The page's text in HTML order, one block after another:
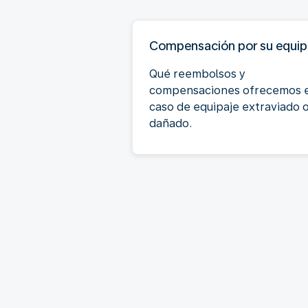
Compensación por su
Qué reembolsos y
compensaciones ofrecemos
caso de equipaje extraviado o
dañado.